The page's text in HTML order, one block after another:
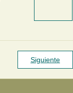
Siguiente